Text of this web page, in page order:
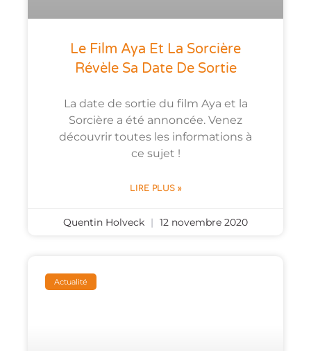
Le Film Aya Et La Sorcière
Révèle Sa Date De Sortie
La date de sortie du film Aya et la
Sorcière a été annoncée. Venez
découvrir toutes les informations à
ce sujet !
LIRE PLUS »
Quentin Holveck 12 novembre 2020
Actualité